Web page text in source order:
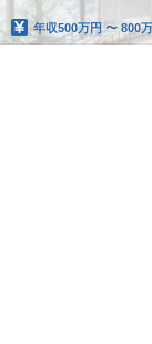
年収500万円 〜 800